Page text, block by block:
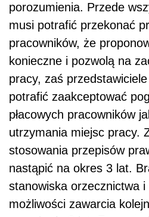
porozumienia. Przede
musi potrafić przekonać
pracowników, że
konieczne i pozwolą na
pracy, zaś
potrafić zaakceptować
płacowych pracowników
utrzymania miejsc pracy.
stosowania przepisów
nastąpić na okres 3 lat.
stanowiska orzecznictwa
możliwości zawarcia